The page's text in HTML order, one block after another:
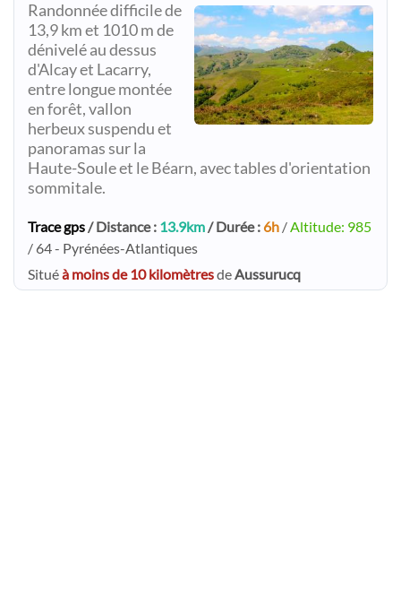
Randonnée difficile de
13,9 km et 1010 m de
dénivelé au dessus
d'Alcay et Lacarry,
entre longue montée
en forêt, vallon
herbeux suspendu et
panoramas sur la
Haute-Soule et le Béarn, avec tables d'orientation
sommitale.
Trace gps/ Distance : 13.9km/ Durée : 6h /Altitude: 985
/ 64 - Pyrénées-Atlantiques
Situéà moins de 10 kilomètresdeAussurucq